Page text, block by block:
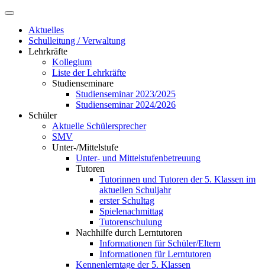
Aktuelles
Schulleitung / Verwaltung
Lehrkräfte
Kollegium
Liste der Lehrkräfte
Studienseminare
Studienseminar 2023/2025
Studienseminar 2024/2026
Schüler
Aktuelle Schülersprecher
SMV
Unter-/Mittelstufe
Unter- und Mittelstufenbetreuung
Tutoren
Tutorinnen und Tutoren der 5. Klassen im
aktuellen Schuljahr
erster Schultag
Spielenachmittag
Tutorenschulung
Nachhilfe durch Lerntutoren
Informationen für Schüler/Eltern
Informationen für Lerntutoren
Kennenlerntage der 5. Klassen